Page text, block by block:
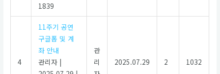
1839
4
11주기 공연
구글폼 및 계
좌 안내
관리자 |
관
리
2025.07.29 2 1032